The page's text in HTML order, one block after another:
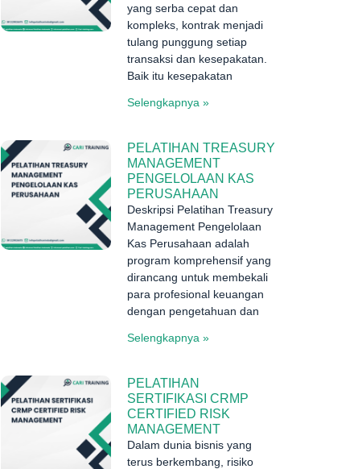
yang serba cepat dan
kompleks, kontrak menjadi
tulang punggung setiap
transaksi dan kesepakatan.
Baik itu kesepakatan
Selengkapnya »
PELATIHAN TREASURY
MANAGEMENT
PENGELOLAAN KAS
PERUSAHAAN
Deskripsi Pelatihan Treasury
Management Pengelolaan
Kas Perusahaan adalah
program komprehensif yang
dirancang untuk membekali
para profesional keuangan
dengan pengetahuan dan
Selengkapnya »
PELATIHAN
SERTIFIKASI CRMP
CERTIFIED RISK
MANAGEMENT
Dalam dunia bisnis yang
terus berkembang, risiko